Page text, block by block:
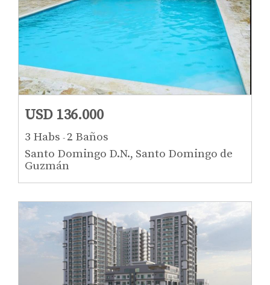
USD 136.000
3 Habs -2 Baños
Santo Domingo D.N., Santo Domingo de
Guzmán